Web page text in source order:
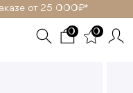
от 25 000₽ *
0 0